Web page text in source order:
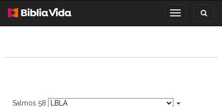
Toggle
navigation
Salmos 58